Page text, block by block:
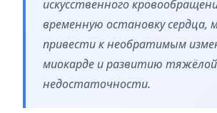
искусственного
временную остановку сердца,
привести к необратимым
миокарде и развитию тяжёлой
недостаточности.